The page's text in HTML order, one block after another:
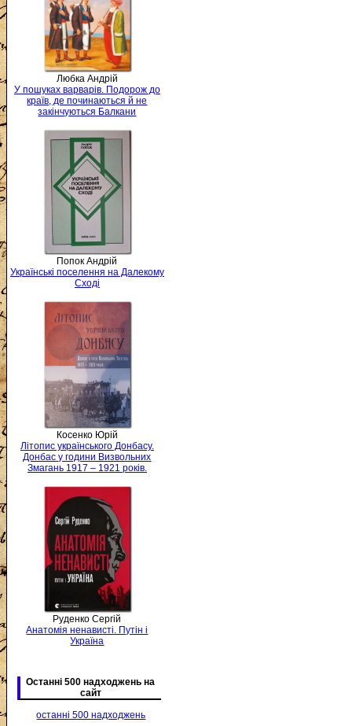
Любка Андрій
У пошуках варварів. Подорож до
країв, де починаються й не
закінчуються Балкани
Попок Андрій
Українські поселення на Далекому
Сході
Косенко Юрій
Літопис українського Донбасу.
Донбас у години Визвольних
Змагань 1917 – 1921 років.
Руденко Сергій
Анатомія ненависті. Путін і
Україна
Останні 500 надходжень на
сайт
останні 500 надходжень